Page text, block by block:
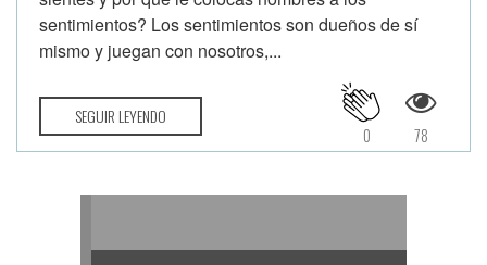
sentimientos? Los sentimientos son dueños de sí
mismo y juegan con nosotros,...
SEGUIR LEYENDO
78
0